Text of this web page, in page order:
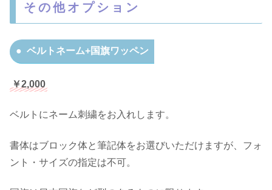
その他オプション
ベルトネーム+国旗ワッペン
￥2,000
ベルトにネーム刺繍をお入れします。
書体はブロック体と筆記体をお選びいただけますが、フォ
ント・サイズの指定は不可。